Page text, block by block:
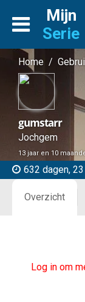
Mijn
Serie
Home /
gumstarr
Jochgem
13 jaar en 10
632 dagen,
Overzicht
Log in om